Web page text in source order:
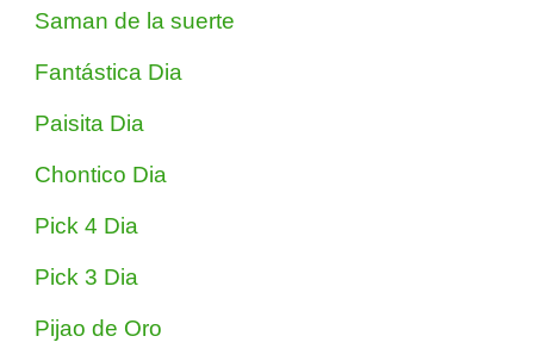
Saman de la suerte
Fantástica Dia
Paisita Dia
Chontico Dia
Pick 4 Dia
Pick 3 Dia
Pijao de Oro